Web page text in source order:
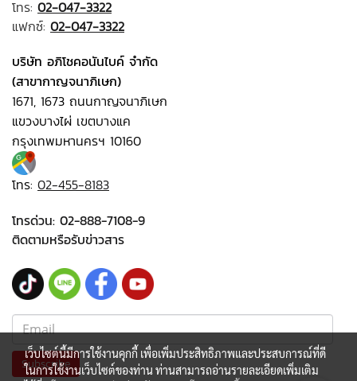
โทร: 02-047-3322
แฟกซ์: 02-047-3322
บริษัท อภิโชคอนันไบค์ จำกัด
(สาขากาญจนาภิเษก)
1671, 1673 ถนนกาญจนาภิเษก
แขวงบางไผ่ เขตบางแค
กรุงเทพมหานครฯ 10160
โทร: 02-455-8183
โทรด่วน: 02-888-7108-9
ติดตามหรือรับข่าวสาร
Subscribe
เว็บไซต์นี้มีการใช้งานคุกกี้ เพื่อเพิ่มประสิทธิภาพและประสบการณ์ที่ดี
ในการใช้งานเว็บไซต์ของท่าน ท่านสามารถอ่านรายละเอียดเพิ่มเติม